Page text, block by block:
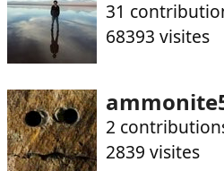
31
68393 visites
2
2839 visites